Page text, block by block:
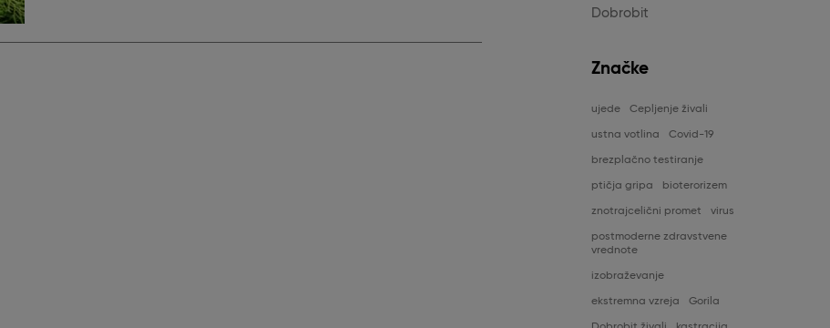
Dobrobit
Značke
ujede Cepljenje živali
ustna votlina Covid-19
brezplačno testiranje
ptičja gripa bioterorizem
znotrajcelični promet virus
postmoderne zdravstvene
vrednote
izobraževanje
ekstremna vzreja Gorila